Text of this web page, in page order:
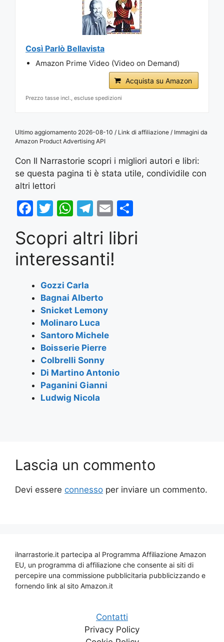
Così Parlò Bellavista
Amazon Prime Video (Video on Demand)
Acquista su Amazon
Prezzo tasse incl., escluse spedizioni
Ultimo aggiornamento 2026-08-10 / Link di affiliazione / Immagini da
Amazon Product Advertising API
Con Il Narrastorie scopri i migliori autori e libri:
se questa pagina ti è stata utile, condividile con
altri lettori
F
c
e
b
o
o
k
T
itt
er
W
at
s
A
p
p
T
e
gr
a
E
ai
l
ar
Scopri altri libri
interessanti!
Gozzi Carla
Bagnai Alberto
Snicket Lemony
Molinaro Luca
Santoro Michele
Boisserie Pierre
Colbrelli Sonny
Di Martino Antonio
Paganini Gianni
Ludwig Nicola
Lascia un commento
Devi essere connesso per inviare un commento.
ilnarrastorie.it partecipa al Programma Affiliazione Amazon
EU, un programma di affiliazione che consente ai siti di
percepire una commissione pubblicitaria pubblicizzando e
fornendo link al sito Amazon.it
Contatti
Privacy Policy